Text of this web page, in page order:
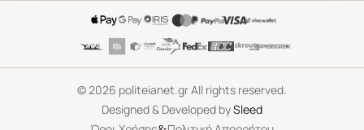
©2026 politeianet.gr All rights reserved.
Designed & Developed bySleed